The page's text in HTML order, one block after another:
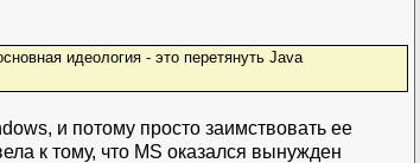
идеология - это перетянуть Java
и потому просто заимствовать ее
к тому, что MS оказался вынужден